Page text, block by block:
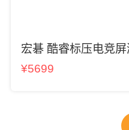
宏碁 酷睿标压电竞
¥5699